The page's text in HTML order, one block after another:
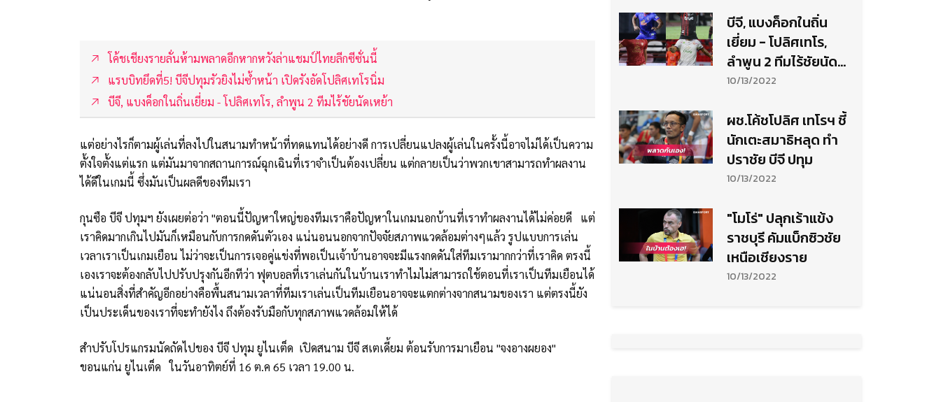
โค้ชเชียงรายลั่นห้ามพลาดอีกหากหวังล่าแชมป์ไทยลีกซีซั่นนี้
แรบบิทยึดที่5! บีจีปทุมรัวยิงไม่ซ้ำหน้า เปิดรังอัดโปลิศเทโรนิ่ม
บีจี, แบงค็อกในถิ่นเยี่ยม - โปลิศเทโร, ลำพูน 2 ทีมไร้ชัยนัดเหย้า
แต่อย่างไรก็ตามผู้เล่นที่ลงไปในสนามทำหน้าที่ทดแทนได้อย่างดี การเปลี่ยนแปลงผู้เล่นในครั้งนี้อาจไม่ได้เป็นความ
ตั้งใจตั้งแต่แรก แต่มันมาจากสถานการณ์ฉุกเฉินที่เราจำเป็นต้องเปลี่ยน แต่กลายเป็นว่าพวกเขาสามารถทำผลงาน
ได้ดีในเกมนี้ ซึ่งมันเป็นผลดีของทีมเรา
กุนซือ บีจี ปทุมฯ ยังเผยต่อว่า "ตอนนี้ปัญหาใหญ่ของทีมเราคือปัญหาในเกมนอกบ้านที่เราทำผลงานได้ไม่ค่อยดี แต่
เราคิดมากเกินไปมันก็เหมือนกับการกดดันตัวเอง แน่นอนนอกจากปัจจัยสภาพแวดล้อมต่างๆแล้ว รูปแบบการเล่น
เวลาเราเป็นเกมเยือน ไม่ว่าจะเป็นการเจอคู่แข่งที่พอเป็นเจ้าบ้านอาจจะมีแรงกดดันใส่ทีมเรามากกว่าที่เราคิด ตรงนี้
เองเราจะต้องกลับไปปรับปรุงกันอีกทีว่า ฟุตบอลที่เราเล่นกันในบ้านเราทำไมไม่สามารถใช้ตอนที่เราเป็นทีมเยือนได้
แน่นอนสิ่งที่สำคัญอีกอย่างคือพื้นสนามเวลาที่ทีมเราเล่นเป็นทีมเยือนอาจจะแตกต่างจากสนามของเรา แต่ตรงนี้ยัง
เป็นประเด็นของเราที่จะทำยังไง ถึงต้องรับมือกับทุกสภาพแวดล้อมให้ได้
สำปรับโปรแกรมนัดถัดไปของ บีจี ปทุม ยูไนเต็ด เปิดสนาม บีจี สเตเดี้ยม ต้อนรับการมาเยือน "จงอางผยอง"
ขอนแก่น ยูไนเต็ด ในวันอาทิตย์ที่ 16 ต.ค 65 เวลา 19.00 น.
บีจี, แบงค็อกในถิ่น
เยี่ยม - โปลิศเทโร,
ลำพูน 2 ทีมไร้ชัยนัด
เหย้า
10/13/2022
ผช.โค้ชโปลิศ เทโรฯ ชี้
นักเตะสมาธิหลุด ทำ
ปราชัย บีจี ปทุม
10/13/2022
"โมโร่" ปลุกเร้าแข้ง
ราชบุรี คัมแบ็กซิวชัย
เหนือเชียงราย
10/13/2022